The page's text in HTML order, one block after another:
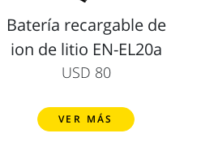
Batería recargable de
ion de litio EN-EL20a
USD 80
VER MÁS